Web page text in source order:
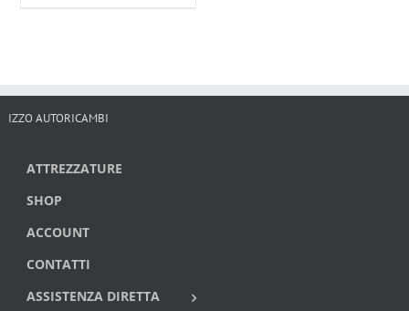
IZZO AUTORICAMBI
ATTREZZATURE
SHOP
ACCOUNT
CONTATTI
ASSISTENZA DIRETTA